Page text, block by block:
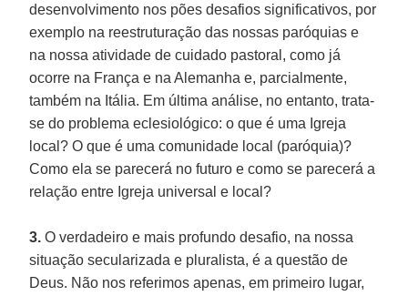
desenvolvimento nos pões desafios significativos, por
exemplo na reestruturação das nossas paróquias e
na nossa atividade de cuidado pastoral, como já
ocorre na França e na Alemanha e, parcialmente,
também na Itália. Em última análise, no entanto, trata-
se do problema eclesiológico: o que é uma Igreja
local? O que é uma comunidade local (paróquia)?
Como ela se parecerá no futuro e como se parecerá a
relação entre Igreja universal e local?
3.O verdadeiro e mais profundo desafio, na nossa
situação secularizada e pluralista, é a questão de
Deus. Não nos referimos apenas, em primeiro lugar,